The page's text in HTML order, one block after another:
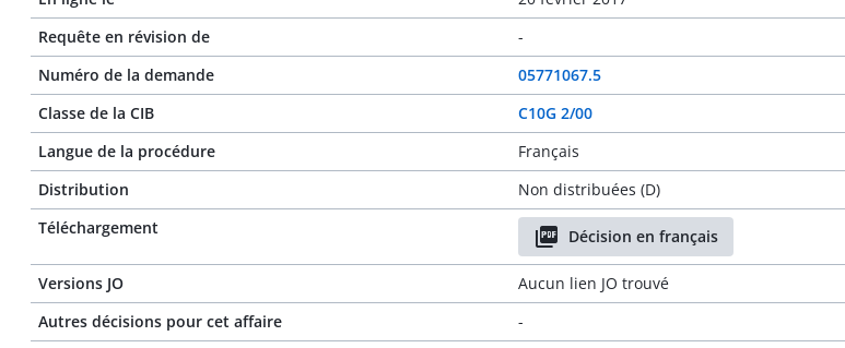
Requête en révision de
-
Numéro de la demande
05771067.5
Classe de la CIB
C10G 2/00
Langue de la procédure
Français
Distribution
Non distribuées (D)
Téléchargement
Décision en français
Versions JO
Aucun lien JO trouvé
Autres décisions pour cet affaire
-